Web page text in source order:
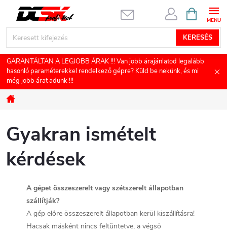
KERESÉS
KOSÁR
GARANTÁLTAN A LEGJOBB ÁRAK !!! Van jobb árajánlatod legalább
hasonló paraméterekkel rendelkező gépre? Küld be nekünk, és mi
még jobb árat adunk !!!
Kezdőlap
Gyakran ismételt
kérdések
A gépet összeszerelt vagy szétszerelt állapotban
szállítják?
A gép előre összeszerelt állapotban kerül kiszállításra!
Hacsak másként nincs feltüntetve, a végső